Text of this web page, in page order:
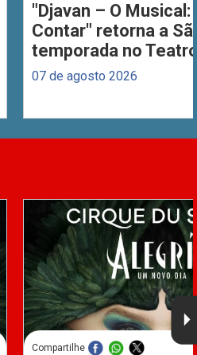
"Djavan – O Musical:
Contar" retorna a
temporada no
07 de agosto 2026
Compartilhe